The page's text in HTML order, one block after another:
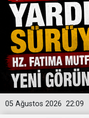
22:09
05 Ağustos 2026